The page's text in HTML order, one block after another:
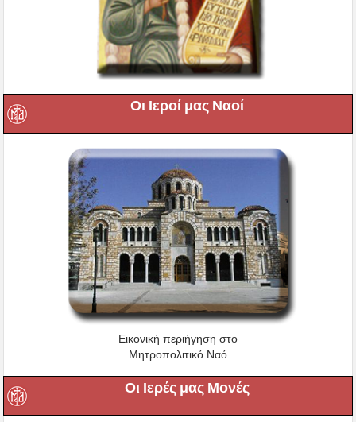
Οι Ιεροί μας Ναοί
Εικονική περιήγηση στο
Μητροπολιτικό Ναό
Οι Ιερές μας Μονές